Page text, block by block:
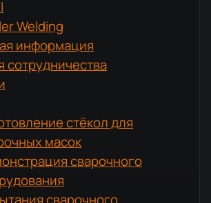
Welding
информация
сотрудничества
стёкол для
масок
сварочного